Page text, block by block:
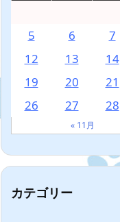
5
6 7
12
13 14
19
20 21
26
27 28
« 11月
カテゴリー